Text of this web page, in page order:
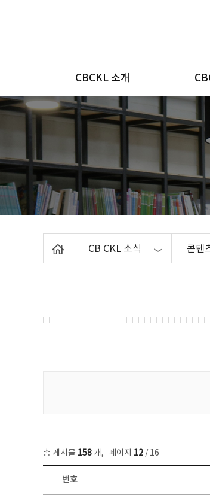
메뉴
CBCKL 소개
CB CKL 소식 콘텐
총 게시물 158 개, 페이지 12 / 16
콘텐츠이슈 목록 - 번호, 제목, 작성자, 파일, 조회수, 작성일 정보 제공
번호